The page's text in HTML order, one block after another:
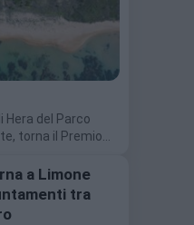
Hera del Parco
torna il Premio…
a Limone
tra